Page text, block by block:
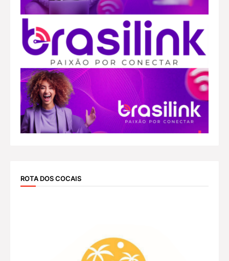
ROTA DOS COCAIS